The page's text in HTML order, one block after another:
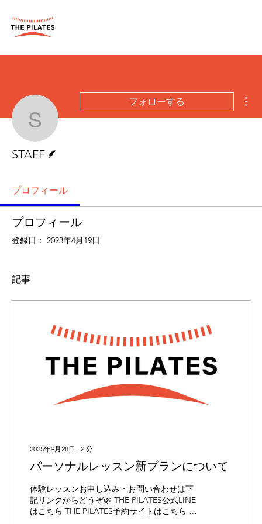
STAFF
フォローする
STAFF
プロフィール
プロフィール
登録日： 2023年4月19日
記事
2025年9月28日 ∙ 2 分
パーソナルレッスン新プランについて
体験レッスンお申し込み・お問い合わせは下
記リンクからどうぞ🌿 THE PILATES公式LINE
はこちら THE PILATES予約サイトはこちら 平